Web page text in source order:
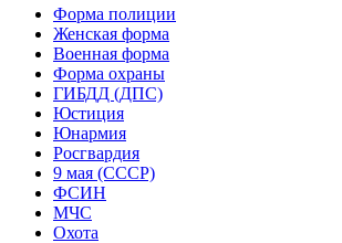
Форма полиции
Женская форма
Военная форма
Форма охраны
ГИБДД (ДПС)
Юстиция
Юнармия
Росгвардия
9 мая (СССР)
ФСИН
МЧС
Охота